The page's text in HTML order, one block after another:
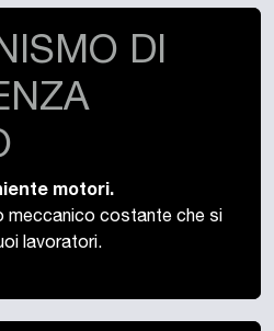
DI
motori.
meccanico costante che si
lavoratori.